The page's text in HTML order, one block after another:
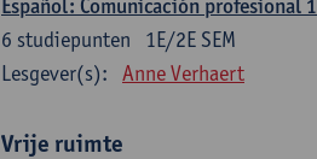
Español: Comunicación profesional 1
1E/2E SEM
6 studiepunten
Lesgever(s):
Anne Verhaert
Vrije ruimte